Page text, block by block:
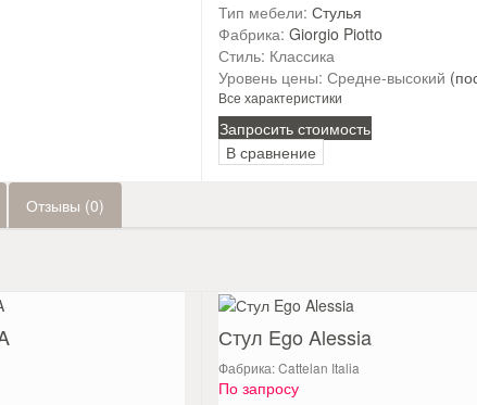
Тип мебели: Стулья
Фабрика: Giorgio Piotto
Стиль: Классика
Уровень цены: Средне-высокий
Все характеристики
Запросить стоимость
В сравнение
Отзывы (0)
Стул Ego Alessia
Фабрика: Cattelan Italia
По запросу